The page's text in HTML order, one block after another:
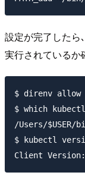
設定が完了したら､
実行されているか
$ direnv allow
$ which kubectl
/Users/
$ kubectl